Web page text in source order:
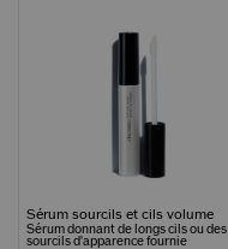
Sérum sourcils et cils volume
Sérum donnant de longs cils ou des
sourcils d'apparence fournie